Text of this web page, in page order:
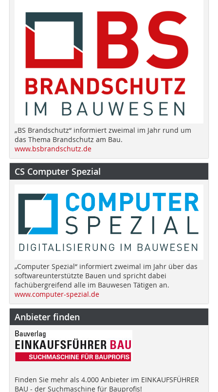
„BS Brandschutz“ informiert zweimal im Jahr rund um
das Thema Brandschutz am Bau.
www.bsbrandschutz.de
CS Computer Spezial
„Computer Spezial“ informiert zweimal im Jahr über das
softwareunterstützte Bauen und spricht dabei
fachübergreifend alle im Bauwesen Tätigen an.
www.computer-spezial.de
Anbieter finden
Finden Sie mehr als 4.000 Anbieter im EINKAUFSFÜHRER
BAU - der Suchmaschine für Bauprofis!